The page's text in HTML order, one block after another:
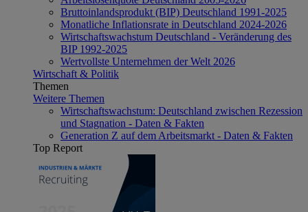
Bruttoinlandsprodukt (BIP) Deutschland 1991-2025
Monatliche Inflationsrate in Deutschland 2024-2026
Wirtschaftswachstum Deutschland - Veränderung des
BIP 1992-2025
Wertvollste Unternehmen der Welt 2026
Wirtschaft & Politik
Themen
Weitere Themen
Wirtschaftswachstum: Deutschland zwischen Rezession
und Stagnation - Daten & Fakten
Generation Z auf dem Arbeitsmarkt - Daten & Fakten
Top Report